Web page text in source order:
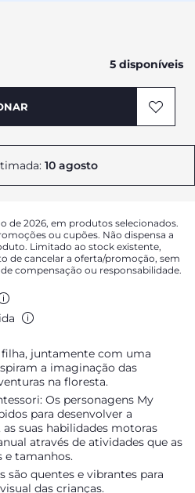
5 disponíveis
10 agosto
de 2026, em produtos selecionados.
ou cupões. Não dispensa a
Limitado ao stock existente,
de cancelar a oferta/promoção, sem
compensação ou responsabilidade.
filha, juntamente com uma
a imaginação das
na floresta.
Os personagens My
para desenvolver a
suas habilidades motoras
através de atividades que as
tamanhos.
são quentes e vibrantes para
das crianças.